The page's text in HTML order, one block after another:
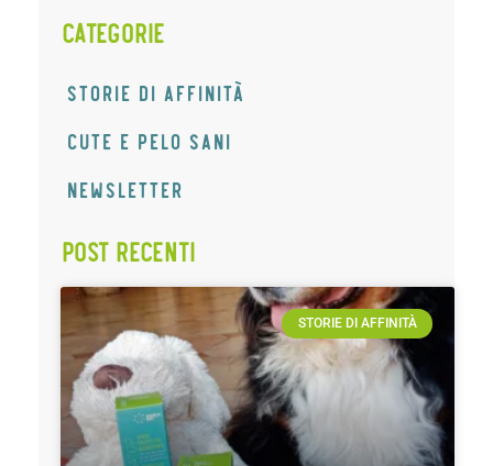
CATEGORIE
STORIE DI AFFINITÀ
CUTE E PELO SANI
Newsletter
Post recenti
STORIE DI AFFINITÀ